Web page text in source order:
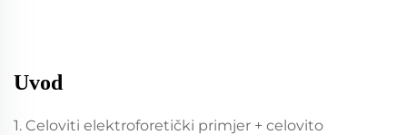
Uvod
1. Celoviti elektroforetički primjer + celovito